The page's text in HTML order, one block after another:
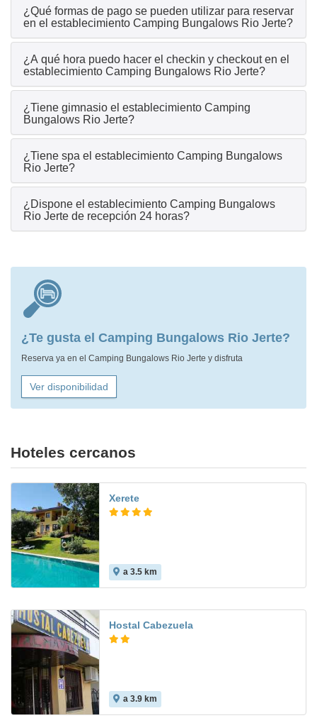
¿Qué formas de pago se pueden utilizar para reservar
en el establecimiento Camping Bungalows Rio Jerte?
¿A qué hora puedo hacer el checkin y checkout en el
establecimiento Camping Bungalows Rio Jerte?
¿Tiene gimnasio el establecimiento Camping
Bungalows Rio Jerte?
¿Tiene spa el establecimiento Camping Bungalows
Rio Jerte?
¿Dispone el establecimiento Camping Bungalows
Rio Jerte de recepción 24 horas?
¿Te gusta el Camping Bungalows Rio Jerte?
Reserva ya en el Camping Bungalows Rio Jerte y disfruta
Ver disponibilidad
Hoteles cercanos
Xerete
a 3.5 km
Hostal Cabezuela
a 3.9 km